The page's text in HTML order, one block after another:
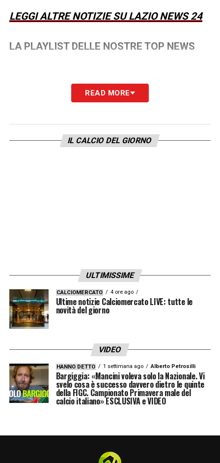
LEGGI ALTRE NOTIZIE SU LAZIO NEWS 24
LA PLAYLIST DELLE NOSTRE TOP NEWS
READ MORE
IL CALCIO DEL GIORNO
ULTIMISSIME
CALCIOMERCATO 4 ore ago
Ultime notizie Calciomercato LIVE: tutte le
novità del giorno
VIDEO
HANNO DETTO 1 settimana ago Alberto Petrosilli
Bargiggia: «Mancini voleva solo la Nazionale. Vi
svelo cosa è successo davvero dietro le quinte
della FIGC. Campionato Primavera male del
calcio italiano» ESCLUSIVA e VIDEO